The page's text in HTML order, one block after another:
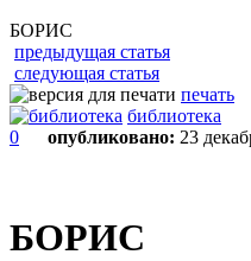
БОРИС
предыдущая статья
следующая статья
печать
библиотека
0
опубликовано: 23
БОРИС